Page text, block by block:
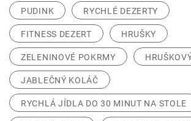
PUDINK RYCHLÉ DEZERTY
FITNESS DEZERT HRUŠKY
ZELENINOVÉ POKRMY
JABLEČNÝ KOLÁČ
RYCHLÁ JÍDLA DO 30 MINUT NA STOLE